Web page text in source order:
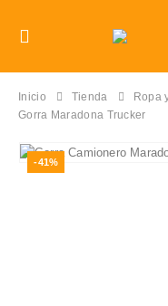
Inicio Tienda Ropa
Gorra Maradona Trucker
-41%